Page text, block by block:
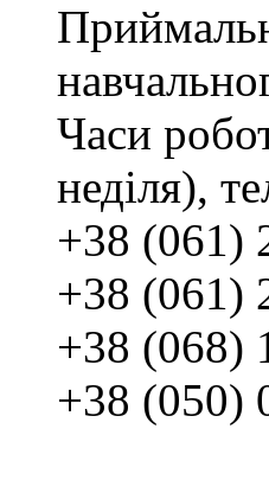
Часи
неділя),
+38 (061)
+38 (061)
+38 (068)
+38 (050)